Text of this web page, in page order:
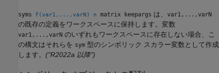
syms f(var1,...,varN) n matrix keepargs は、 var1,...,varN
の既存の定義をワークスペースに保持します。変数
var1,...,varN のいずれもワークスペースに存在しない場合、こ
の構文はそれらを sym 型のシンボリック スカラー変数として作成
します。 ("R2022a 以降")